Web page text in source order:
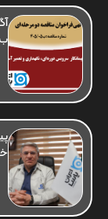
ب405/05 شرکت ایران یاسا تایر و رابر